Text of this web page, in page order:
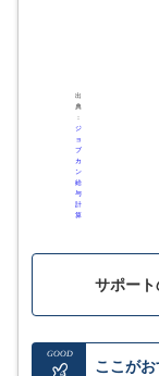
になり、業務
り、確認作業
業できるため
出
典
：
ジ
ョ
ブ
カ
ン
給
与
計
算
サポー
GOOD
ここがお